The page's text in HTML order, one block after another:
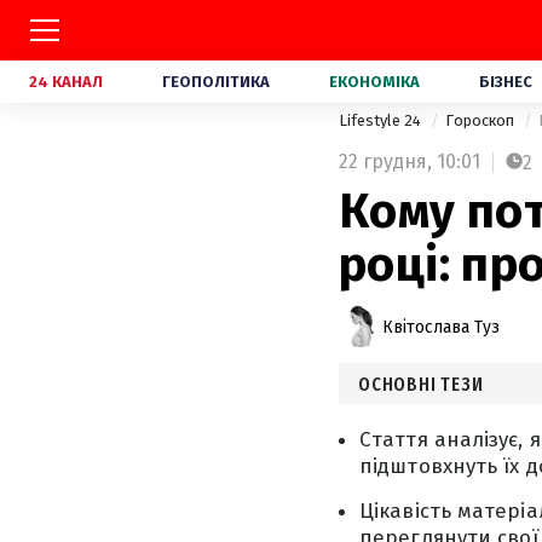
24 КАНАЛ ГЕОПОЛІТИКА ЕКОНОМІКА БІЗНЕС
Lifestyle 24 Гороскоп
22 грудня, 10:01 2
Кому
році:
Квітослава Туз
ОСНОВНІ ТЕЗИ
Стаття аналізує,
підштовхнуть їх
Цікавість